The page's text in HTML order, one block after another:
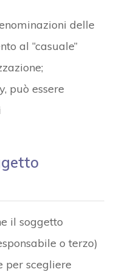
delle
al “casuale”
può essere
il soggetto
o terzo)
per scegliere